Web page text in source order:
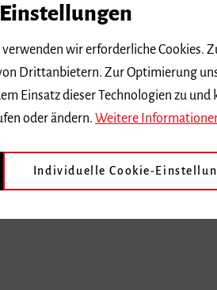
wir erforderliche Cookies.
Drittanbietern. Zur Optimierung
Einsatz dieser Technologien zu
oder ändern. Weitere
Individuelle Cookie-